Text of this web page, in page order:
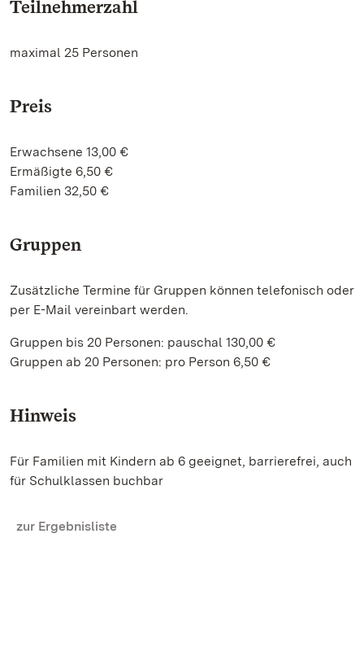
Teilnehmerzahl
maximal 25 Personen
Preis
Erwachsene 13,00 €
Ermäßigte 6,50 €
Familien 32,50 €
Gruppen
Zusätzliche Termine für Gruppen können telefonisch oder
per E-Mail vereinbart werden.
Gruppen bis 20 Personen: pauschal 130,00 €
Gruppen ab 20 Personen: pro Person 6,50 €
Hinweis
Für Familien mit Kindern ab 6 geeignet, barrierefrei, auch
für Schulklassen buchbar
zur Ergebnisliste